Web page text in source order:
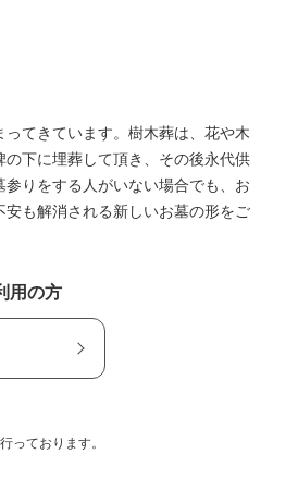
てきています。樹木葬は、花や木
下に埋葬して頂き、その後永代供
りをする人がいない場合でも、お
も解消される新しいお墓の形をご
用の方
っております。